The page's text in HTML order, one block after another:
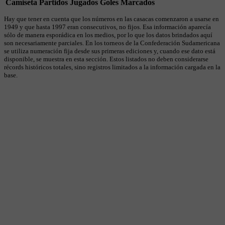
Camiseta Partidos Jugados Goles Marcados
Hay que tener en cuenta que los números en las casacas comenzaron a usarse en
1949 y que hasta 1997 eran consecutivos, no fijos. Esa información aparecía
sólo de manera esporádica en los medios, por lo que los datos brindados aquí
son necesariamente parciales. En los torneos de la Confederación Sudamericana
se utiliza numeración fija desde sus primeras ediciones y, cuando ese dato está
disponible, se muestra en esta sección. Estos listados no deben considerarse
récords históricos totales, sino registros limitados a la información cargada en la
base.